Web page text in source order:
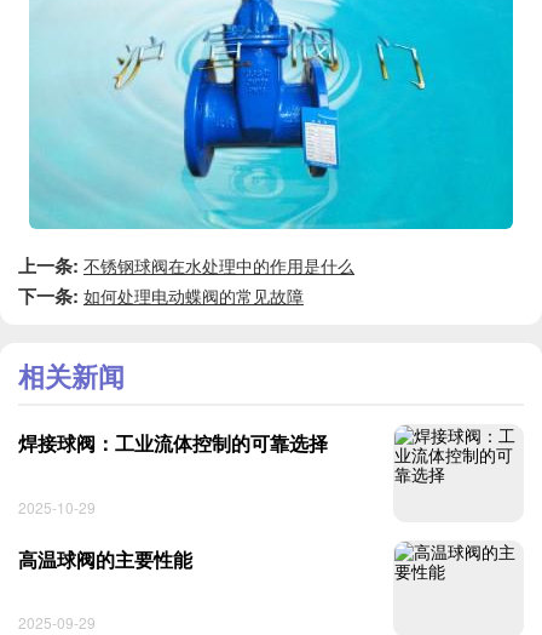
上一条: 不锈钢球阀在水处理中的作用是什么
下一条: 如何处理电动蝶阀的常见故障
相关新闻
焊接球阀：工业流体控制的可靠选择
2025-10-29
高温球阀的主要性能
2025-09-29